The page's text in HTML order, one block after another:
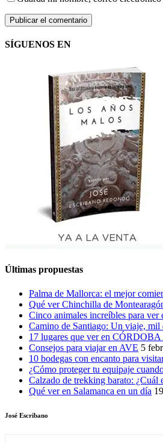
SÍGUENOS EN
Últimas propuestas
Palma de Mallorca: el mejor
Qué ver Chinchilla de
Cinco animales increíbles para ver
Camino de Santiago: Un viaje, mil
17 lugares que ver en
Consejos para viajar en AVE 5
10 bodegas con encanto para
¿Cómo proteger tu equipaje
Calzado de trekking barato: ¿Cuál
Qué ver en Salamanca en un día
José Escribano